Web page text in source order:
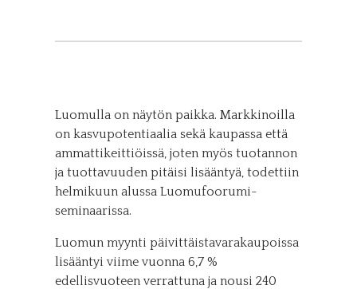
Luomulla on näytön paikka. Markkinoilla
on kasvupotentiaalia sekä kaupassa että
ammattikeittiöissä, joten myös tuotannon
ja tuottavuuden pitäisi lisääntyä, todettiin
helmikuun alussa Luomufoorumi-
seminaarissa.
Luomun myynti päivittäistavarakaupoissa
lisääntyi viime vuonna 6,7 %
edellisvuoteen verrattuna ja nousi 240